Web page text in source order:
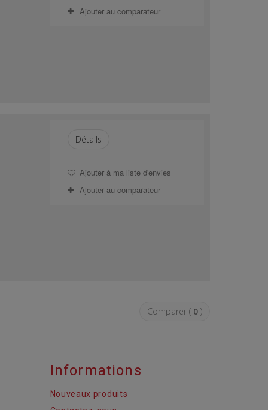
Ajouter au comparateur
Détails
Ajouter à ma liste d'envies
Ajouter au comparateur
Comparer ( 0 )
Informations
Nouveaux produits